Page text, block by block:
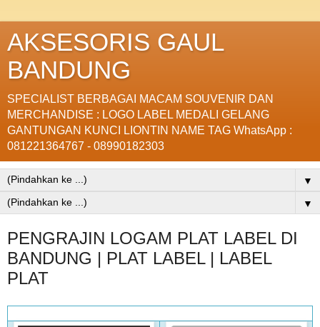
AKSESORIS GAUL
BANDUNG
SPECIALIST BERBAGAI MACAM SOUVENIR DAN
MERCHANDISE : LOGO LABEL MEDALI GELANG
GANTUNGAN KUNCI LIONTIN NAME TAG WhatsApp :
081221364767 - 08990182303
▼
▼
PENGRAJIN LOGAM PLAT LABEL DI
BANDUNG | PLAT LABEL | LABEL
PLAT